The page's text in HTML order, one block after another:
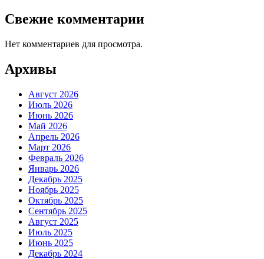
Свежие комментарии
Нет комментариев для просмотра.
Архивы
Август 2026
Июль 2026
Июнь 2026
Май 2026
Апрель 2026
Март 2026
Февраль 2026
Январь 2026
Декабрь 2025
Ноябрь 2025
Октябрь 2025
Сентябрь 2025
Август 2025
Июль 2025
Июнь 2025
Декабрь 2024